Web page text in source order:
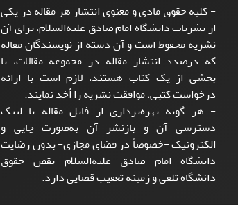
- کلیه حقوق مادی و معنوی انتشار هر مقاله در یکی
از نشریات دانشگاه امام صادق علیه‌السلام، برای آن
نشریه محفوظ است و آن دسته از نویسندگان مقاله
که درصدد انتشار مقاله در مجموعه مقالات، یا
بخشی از یک کتاب هستند، لازم است با ارائه
درخواست کتبی، موافقت نشریه را أخذ نمایند.
- هر گونه بهره‌برداری از فایل مقاله یا لینک
دسترسی آن و بازنشر آن به‌صورت چاپی و
الکترونیک -خصوصاً در فضای مجازی- بدون رضایت
دانشگاه امام صادق علیه‌السلام نقض حقوق
دانشگاه تلقی و زمینه تعقیب قضایی دارد.